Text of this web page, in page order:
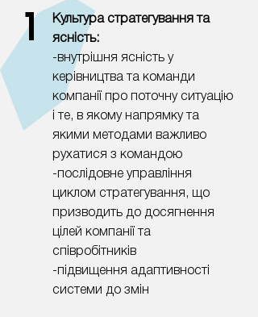
Культура стратегування та
ясність:
-внутрішня ясність у
керівництва та команди
компанії про поточну ситуацію
і те, в якому напрямку та
якими методами важливо
рухатися з командою
-послідовне управління
циклом стратегування, що
призводить до досягнення
цілей компанії та
співробітників
-підвищення адаптивності
системи до змін
1